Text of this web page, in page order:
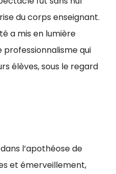
du corps enseignant.
a mis en lumière
professionnalisme qui
élèves, sous le regard
l’apothéose de
et émerveillement,